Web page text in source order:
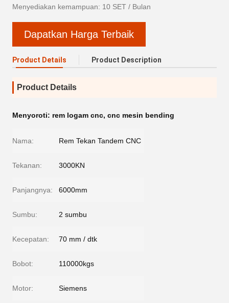
Menyediakan kemampuan: 10 SET / Bulan
Dapatkan Harga Terbaik
Product Details Product Description
Product Details
Menyoroti: rem logam cnc, cnc mesin bending
Nama: Rem Tekan Tandem CNC
Tekanan: 3000KN
Panjangnya: 6000mm
Sumbu: 2 sumbu
Kecepatan: 70 mm / dtk
Bobot: 110000kgs
Motor: Siemens